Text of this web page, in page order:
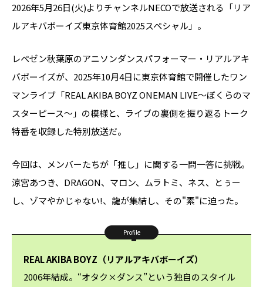
2026年5月26日(火)よりチャンネルNECOで放送される「リア
ルアキバボーイズ東京体育館2025スペシャル」。
レぺゼン秋葉原のアニソンダンスパフォーマー・リアルアキ
バボーイズが、2025年10月4日に東京体育館で開催したワン
マンライブ「REAL AKIBA BOYZ ONEMAN LIVE〜ぼくらのマ
スターピース〜」の模様と、ライブの裏側を振り返るトーク
特番を収録した特別放送だ。
今回は、メンバーたちが「推し」に関する一問一答に挑戦。
涼宮あつき、DRAGON、マロン、ムラトミ、ネス、とぅー
し、ゾマやかじゃない!、龍が集結し、その"素"に迫った。
Profile
REAL AKIBA BOYZ（リアルアキバボーイズ）
2006年結成。“オタク×ダンス”という独自のスタイル